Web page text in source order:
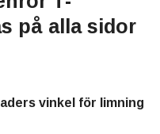
på alla sidor
vinkel för limning